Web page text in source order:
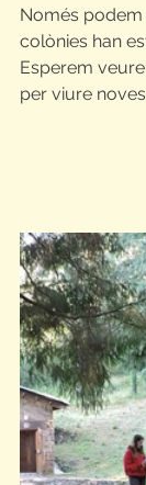
Només
colònies han
Esperem
per viure